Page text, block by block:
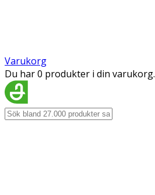
Varukorg
Du har 0 produkter i din varukorg.